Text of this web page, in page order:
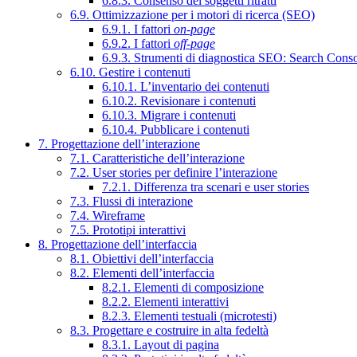
6.9. Ottimizzazione per i motori di ricerca (SEO)
6.9.1. I fattori on-page
6.9.2. I fattori off-page
6.9.3. Strumenti di diagnostica SEO: Search
6.10. Gestire i contenuti
6.10.1. L’inventario dei contenuti
6.10.2. Revisionare i contenuti
6.10.3. Migrare i contenuti
6.10.4. Pubblicare i contenuti
7. Progettazione dell’interazione
7.1. Caratteristiche dell’interazione
7.2. User stories per definire l’interazione
7.2.1. Differenza tra scenari e user stories
7.3. Flussi di interazione
7.4. Wireframe
7.5. Prototipi interattivi
8. Progettazione dell’interfaccia
8.1. Obiettivi dell’interfaccia
8.2. Elementi dell’interfaccia
8.2.1. Elementi di composizione
8.2.2. Elementi interattivi
8.2.3. Elementi testuali (microtesti)
8.3. Progettare e costruire in alta fedeltà
8.3.1. Layout di pagina